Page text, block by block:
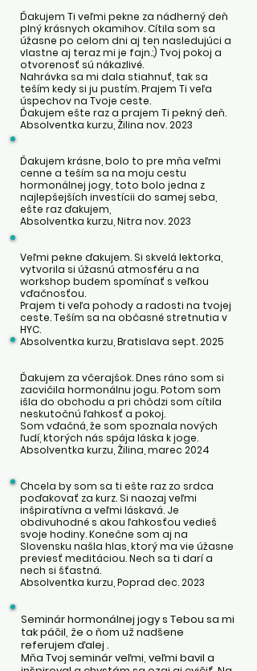
Ďakujem Ti veľmi pekne za nádherný deň
plný krásnych okamihov. Cítila som sa
úžasne po celom dni aj ten nasledujúci a
vlastne aj teraz mi je fajn.:) Tvoj pokoj a
otvorenosť sú nákazlivé.
Nahrávka sa mi dala stiahnuť, tak sa
teším kedy si ju pustím.Prajem Ti veľa
úspechov na Tvoje ceste.
Ďakujem ešte raz a prajem Ti pekný deň.
Absolventka kurzu, Žilina nov. 2023
Ďakujem krásne, bolo to pre mňa veľmi
cenne a teším sa na moju cestu
hormonálnej jogy, toto bolo jedna z
najlepšejších investícii do samej seba,
ešte raz ďakujem,
Absolventka kurzu, Nitra nov. 2023
Veľmi pekne ďakujem. Si skvelá lektorka,
vytvorila si úžasnú atmosféru a na
workshop budem spomínať s veľkou
vďačnosťou.
Prajem ti veľa pohody a radosti na tvojej
ceste. Teším sa na občasné stretnutia v
HYC.
Absolventka kurzu, Bratislava sept. 2025
Ďakujem za včerajšok. Dnes ráno som si
zacvičila hormonálnu jogu. Potom som
išla do obchodu a pri chôdzi som cítila
neskutočnú ľahkosť a pokoj.
Som vďačná, že som spoznala nových
ľudí, ktorých nás spája láska k joge.
Absolventka kurzu, Žilina, marec 2024
Chcela by som sa ti ešte raz zo srdca
poďakovať za kurz. Si naozaj veľmi
inšpiratívna a veľmi láskavá. Je
obdivuhodné s akou ľahkosťou vedieš
svoje hodiny. Konečne som aj na
Slovensku našla hlas, ktorý ma vie úžasne
previesť meditáciou. Nech sa ti darí a
nech si šťastná.
Absolventka kurzu, Poprad dec. 2023
​Seminár hormonálnej jogy s Tebou sa mi
tak páčil, že o ňom už nadšene
referujem ďalej .
Mňa Tvoj seminár veľmi, veľmi bavil a